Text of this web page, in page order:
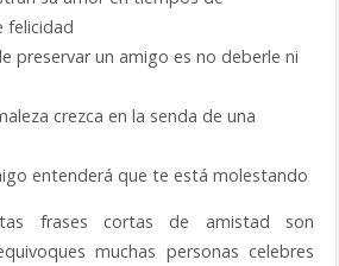
felicidad
preservar un amigo es no deberle ni
crezca en la senda de una
entenderá que te está molestando
frases cortas de amistad son
muchas personas celebres